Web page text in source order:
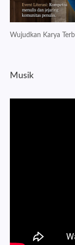
Wujudkan Karya
Musik